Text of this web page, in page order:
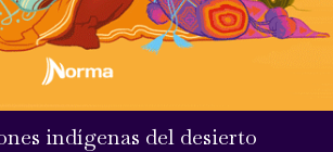
indígenas del desierto